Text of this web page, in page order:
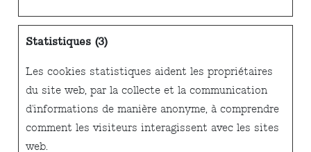
Statistiques (3)
Les cookies statistiques aident les propriétaires
du site web, par la collecte et la communication
d'informations de manière anonyme, à comprendre
comment les visiteurs interagissent avec les sites
web.